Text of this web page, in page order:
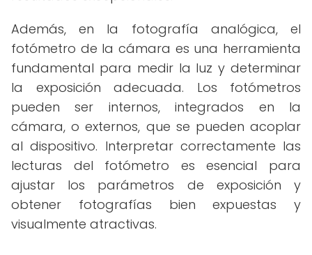
Además, en la fotografía analógica, el
fotómetro de la cámara es una herramienta
fundamental para medir la luz y determinar
la exposición adecuada. Los fotómetros
pueden ser internos, integrados en la
cámara, o externos, que se pueden acoplar
al dispositivo. Interpretar correctamente las
lecturas del fotómetro es esencial para
ajustar los parámetros de exposición y
obtener fotografías bien expuestas y
visualmente atractivas.